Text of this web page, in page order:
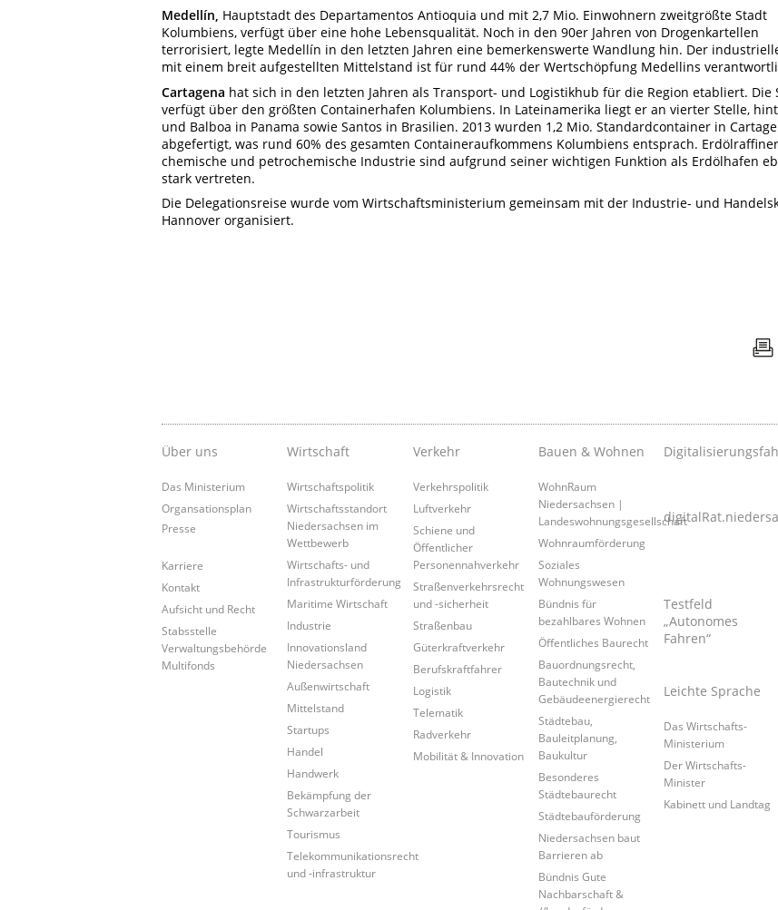
Medellín, Hauptstadt des Departamentos Antioquia und mit 2,7 Mio. Einwohnern zweitgrößte Stadt
Kolumbiens, verfügt über eine hohe Lebensqualität. Noch in den 90er Jahren von Drogenkartellen
terrorisiert, legte Medellín in den letzten Jahren eine bemerkenswerte Wandlung hin. Der
mit einem breit aufgestellten Mittelstand ist für rund 44% der Wertschöpfung Medellins
Cartagena hat sich in den letzten Jahren als Transport- und Logistikhub für die Region etabliert. Die
verfügt über den größten Containerhafen Kolumbiens. In Lateinamerika liegt er an vierter Stelle,
und Balboa in Panama sowie Santos in Brasilien. 2013 wurden 1,2 Mio. Standardcontainer in
abgefertigt, was rund 60% des gesamten Containeraufkommens Kolumbiens entsprach.
chemische und petrochemische Industrie sind aufgrund seiner wichtigen Funktion als Erdölhafen
stark vertreten.
Die Delegationsreise wurde vom Wirtschaftsministerium gemeinsam mit der Industrie- und
Hannover organisiert.
Über uns
Das Ministerium
Organsationsplan
Presse
Karriere
Kontakt
Aufsicht und Recht
Stabsstelle
Verwaltungsbehörde
Multifonds
Wirtschaft
Wirtschaftspolitik
Wirtschaftsstandort
Niedersachsen im
Wettbewerb
Wirtschafts- und
Infrastrukturförderung
Maritime Wirtschaft
Industrie
Innovationsland
Niedersachsen
Außenwirtschaft
Mittelstand
Startups
Handel
Handwerk
Bekämpfung der
Schwarzarbeit
Tourismus
Telekommunikationsrecht
und -infrastruktur
Verkehr
Verkehrspolitik
Luftverkehr
Schiene und
Öffentlicher
Personennahverkehr
Straßenverkehrsrecht
und -sicherheit
Straßenbau
Güterkraftverkehr
Berufskraftfahrer
Logistik
Telematik
Radverkehr
Mobilität & Innovation
Bauen & Wohnen
WohnRaum
Niedersachsen |
Landeswohnungsgesellschaft
Wohnraumförderung
Soziales
Wohnungswesen
Bündnis für
bezahlbares Wohnen
Öffentliches Baurecht
Bauordnungsrecht,
Bautechnik und
Gebäudeenergierecht
Städtebau,
Bauleitplanung,
Baukultur
Besonderes
Städtebaurecht
Städtebauförderung
Niedersachsen baut
Barrieren ab
Bündnis Gute
Nachbarschaft &
Testfeld
„Autonomes
Fahren“
Leichte Sprache
Das Wirtschafts-
Ministerium
Der Wirtschafts-
Minister
Kabinett und Landtag